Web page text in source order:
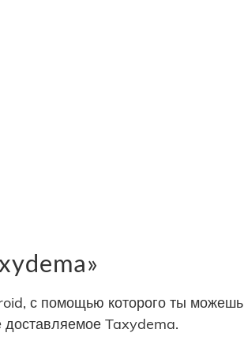
с помощью которого ты можешь
доставляемое Taxydema.